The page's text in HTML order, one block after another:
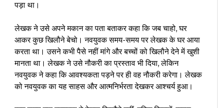
पड़ा था।
लेखक ने उसे अपने मकान का पता बताकर कहा कि जब चाहो, घर
आकर कुछ खिलौने बेचो। नवयुवक समय-समय पर लेखक के घर आया
करता था। उसने कभी पैसे नहीं मांगे और बच्चों को खिलौने देने में खुशी
मानता था। लेखक ने उसे नौकरी का प्रस्ताव भी दिया, लेकिन
नवयुवक ने कहा कि आवश्यकता पड़ने पर ही वह नौकरी करेगा। लेखक
को नवयुवक का यह साहस और आत्मनिर्भरता देखकर आश्चर्य हुआ।